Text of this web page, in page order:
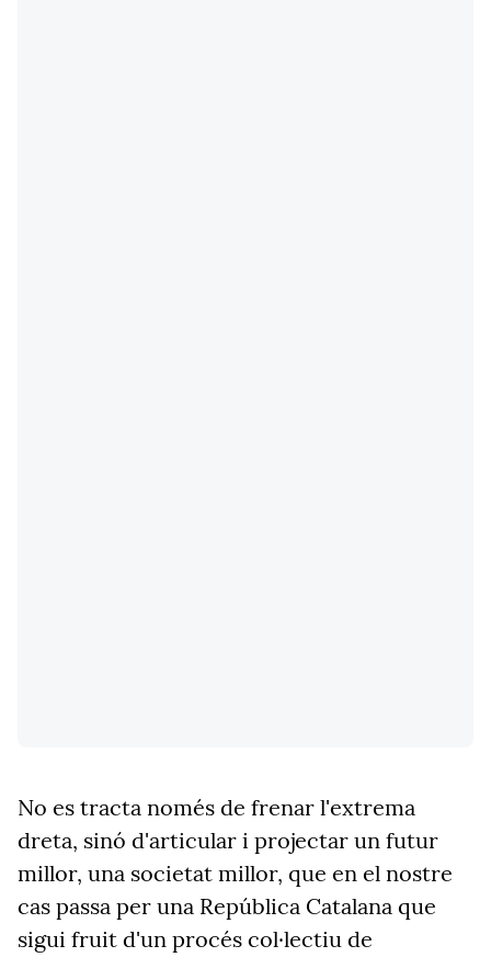
No es tracta només de frenar l'extrema
dreta, sinó d'articular i projectar un futur
millor, una societat millor, que en el nostre
cas passa per una República Catalana que
sigui fruit d'un procés col·lectiu de